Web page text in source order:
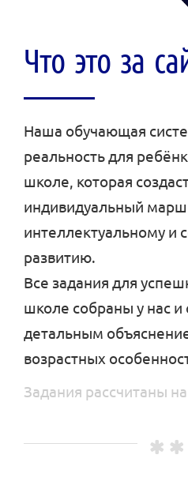
Что это за
Наша обучающая
реальность для
школе, которая
индивидуальный
интеллектуальному и
развитию.
Все задания для
школе собраны у нас
детальным
возрастных
Задания рассчитаны